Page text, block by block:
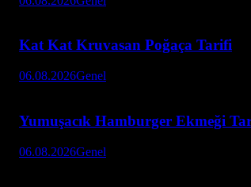
Kat Kat Kruvasan Poğaça Tarifi
06.08.2026Genel
Yumuşacık Hamburger Ekmeği
06.08.2026Genel